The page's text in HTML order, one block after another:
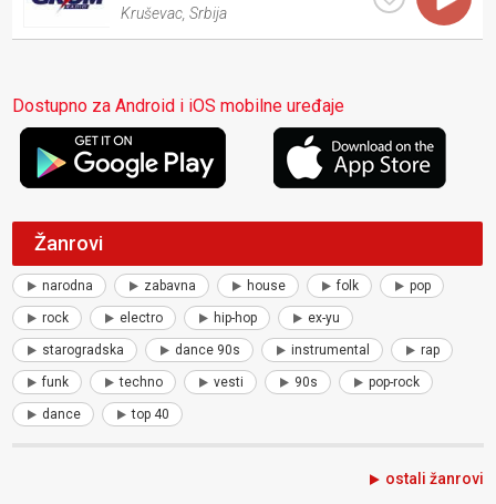
Kruševac ,Srbija
Dostupno za Android i iOS mobilne uređaje
Žanrovi
narodna zabavna house folk pop
rock electro hip-hop ex-yu
starogradska dance 90s instrumental rap
funk techno vesti 90s pop-rock
dance top 40
ostali žanrovi